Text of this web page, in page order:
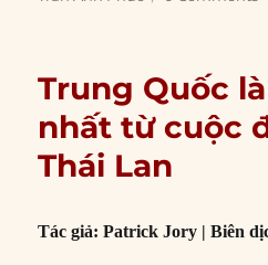
Trung Quốc
nhất từ cuộc
Thái Lan
Tác giả: Patrick Jory | Biên